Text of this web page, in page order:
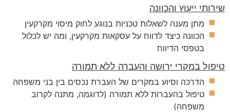
שירותי ייעוץ והכוונה
מתן מענה לשאלות טכניות בנוגע לחוק מיסוי מקרקעין
הכוונה כיצד לדווח על עסקאות מקרקעין, ומה יש לכלול
בטפסי הדיווח
טיפול במקרי ירושה והעברה ללא תמורה
הדרכה וסיוע במקרים של העברת נכסים בין בני משפחה
טיפול בהעברות ללא תמורה (לדוגמה, מתנה לקרוב
משפחה)